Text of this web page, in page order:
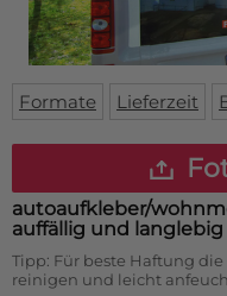
Fußmatte
Bodenmatte
Custom skateboard deck
Über uns
Lieferzeiten
Formate Lieferzeit
autoaufkleber/
auffällig und
Tipp: Für beste Haftung
reinigen und leicht